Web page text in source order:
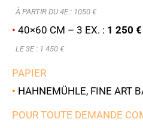
À PARTIR DU 4E : 1050 €
• 40×60 CM – 3 EX. : 1 250 €
LE 3E : 1 450 €
PAPIER
• HAHNEMÜHLE, FINE ART
POUR TOUTE DEMANDE